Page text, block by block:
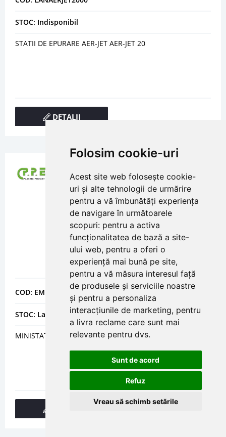
Folosim cookie-uri
Acest site web folosește cookie-
uri și alte tehnologii de urmărire
pentru a vă îmbunătăți experiența
de navigare în următoarele
scopuri: pentru a activa
funcționalitatea de bază a site-
ului web, pentru a oferi o
experiență mai bună pe site,
pentru a vă măsura interesul față
de produsele și serviciile noastre
și pentru a personaliza
interacțiunile de marketing, pentru
a livra reclame care sunt mai
relevante pentru dvs.
Sunt de acord
Refuz
Vreau să schimb setările
STOC: Indisponibil
STATII DE EPURARE AER-JET AER-JET 20
DETALII
COD: EMMSA1600
STOC: La comanda
MINISTATII DE EPURARE STARACTIV 1600